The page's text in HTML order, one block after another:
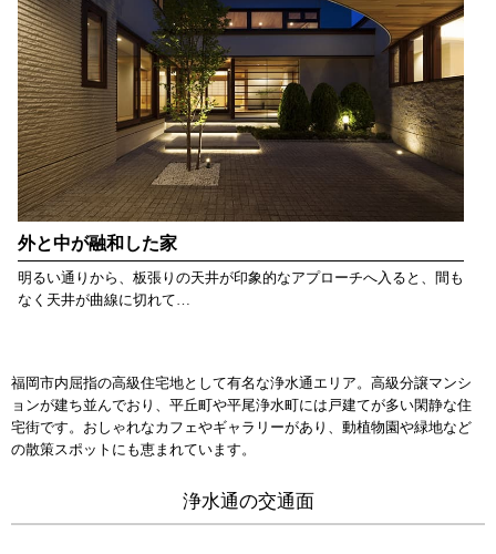
外と中が融和した家
明るい通りから、板張りの天井が印象的なアプローチへ入ると、間も
なく天井が曲線に切れて…
福岡市内屈指の高級住宅地として有名な浄水通エリア。高級分譲マンシ
ョンが建ち並んでおり、平丘町や平尾浄水町には戸建てが多い閑静な住
宅街です。おしゃれなカフェやギャラリーがあり、動植物園や緑地など
の散策スポットにも恵まれています。
浄水通の交通面